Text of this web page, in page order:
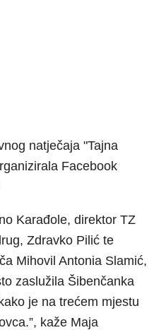
natječaja "Tajna
Facebook
Karađole, direktor TZ
Zdravko Pilić te
Mihovil Antonia Slamić,
zaslužila Šibenčanka
je na trećem mjestu
kaže Maja